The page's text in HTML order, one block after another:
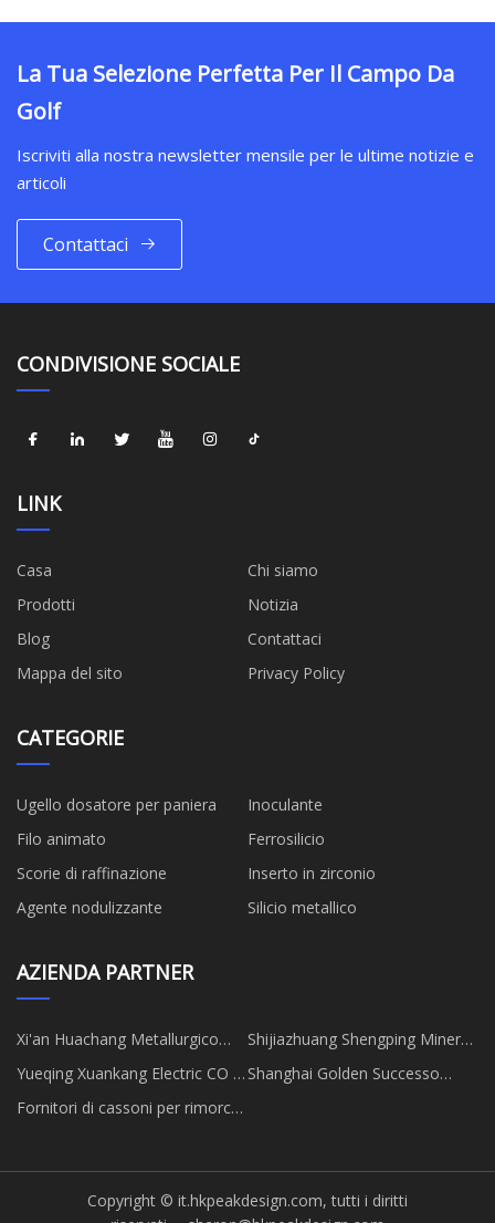
La Tua Selezione Perfetta Per Il Campo Da
Golf
Iscriviti alla nostra newsletter mensile per le ultime notizie e
articoli
Contattaci
CONDIVISIONE SOCIALE
LINK
Casa
Chi siamo
Prodotti
Notizia
Blog
Contattaci
Mappa del sito
Privacy Policy
CATEGORIE
Ugello dosatore per paniera
Inoculante
Filo animato
Ferrosilicio
Scorie di raffinazione
Inserto in zirconio
Agente nodulizzante
Silicio metallico
AZIENDA PARTNER
Xi'an Huachang Metallurgico
Tecnologia Co., Ltd.
Shijiazhuang Shengping Minerali
Co., Ltd
Yueqing Xuankang Electric CO .,
Ltd .
Shanghai Golden Successo
Fornitori di cassoni per rimorchi
Copyright © it.hkpeakdesign.com, tutti i diritti